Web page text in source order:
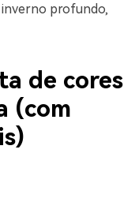
profundo,
de cores
(com